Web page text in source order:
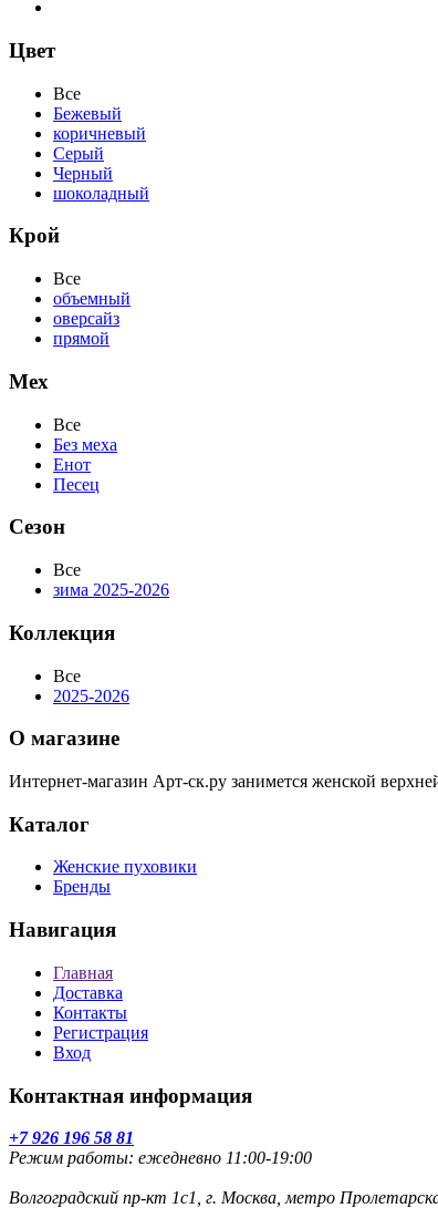
Цвет
Все
Бежевый
коричневый
Серый
Черный
шоколадный
Крой
Все
объемный
оверсайз
прямой
Мех
Все
Без меха
Енот
Песец
Сезон
Все
зима 2025-2026
Коллекция
Все
2025-2026
О магазине
Интернет-магазин Арт-ск.ру занимется женской
Каталог
Женские пуховики
Бренды
Навигация
Главная
Доставка
Контакты
Регистрация
Вход
Контактная информация
+7 926 196 58 81
Режим работы: ежедневно 11:00-19:00
Волгоградский пр-кт 1с1, г. Москва, метро